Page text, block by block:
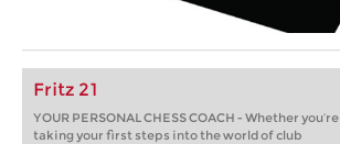
Fritz 21
YOUR PERSONAL CHESS COACH - Whether you’re
taking your first steps into the world of club